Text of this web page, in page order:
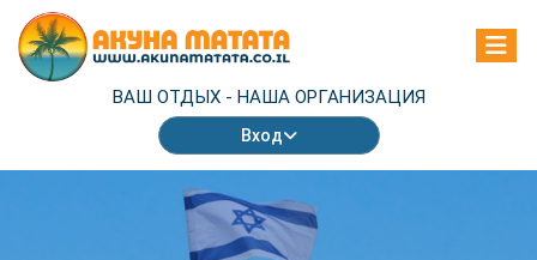
ВАШ ОТДЫХ - НАША ОРГАНИЗАЦИЯ
Вход